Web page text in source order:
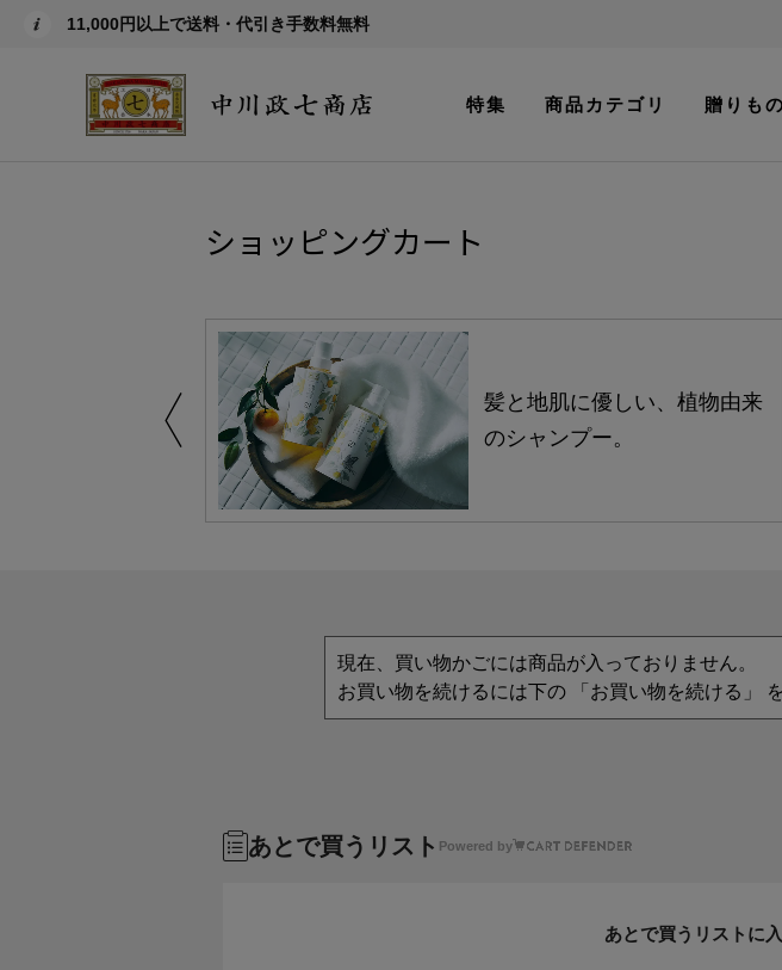
11,000円以上で送料・代引き手数料無料
特集 商品カテゴリ 贈りもの
ショッピングカート
髪と地肌に優しい、植物由来
のシャンプー。
現在、買い物かごには商品が入っておりません。
お買い物を続けるには下の 「お買い物を続ける」
あとで買うリスト Powered by
あとで買うリストに